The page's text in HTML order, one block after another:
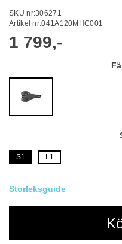
SKU nr:306271
Artikel nr:041A120MHC001
1 799,-
S1 L1